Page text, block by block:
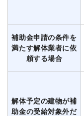
補助金申請の条件を
満たす解体業者に依
頼する場合
解体予定の建物が補
助金の受給対象外だ